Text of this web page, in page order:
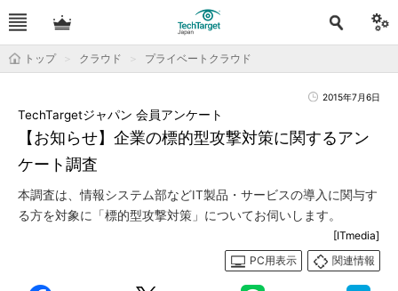
トップ クラウド プライベートクラウド
2015年7月6日
【お知らせ】企業の標的型攻撃対策に関するアン
ケート調査
TechTargetジャパン 会員アンケート
本調査は、情報システム部などIT製品・サービスの導入に関与す
る方を対象に「標的型攻撃対策」についてお伺いします。
[ITmedia]
PC用表示
関連情報